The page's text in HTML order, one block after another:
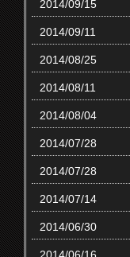
2014/09/15
2014/09/11
2014/08/25
2014/08/11
2014/08/04
2014/07/28
2014/07/28
2014/07/14
2014/06/30